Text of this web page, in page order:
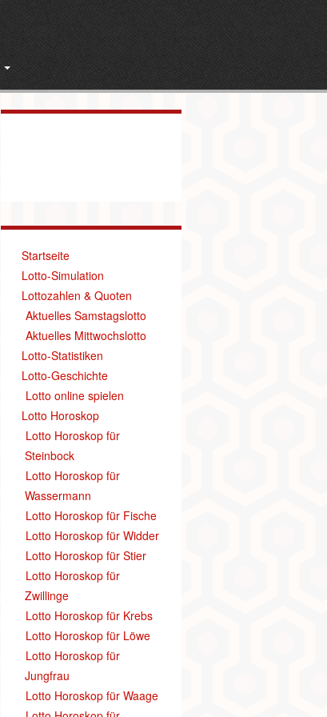
Startseite
Lotto-Simulation
Lottozahlen & Quoten
Aktuelles Samstagslotto
Aktuelles Mittwochslotto
Lotto-Statistiken
Lotto-Geschichte
Lotto online spielen
Lotto Horoskop
Lotto Horoskop für
Steinbock
Lotto Horoskop für
Wassermann
Lotto Horoskop für Fische
Lotto Horoskop für Widder
Lotto Horoskop für Stier
Lotto Horoskop für
Zwillinge
Lotto Horoskop für Krebs
Lotto Horoskop für Löwe
Lotto Horoskop für
Jungfrau
Lotto Horoskop für Waage